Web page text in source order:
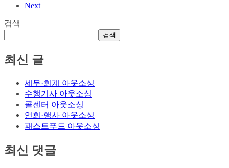
Next
검색
검색
최신 글
세무·회계 아웃소싱
수행기사 아웃소싱
콜센터 아웃소싱
연회·행사 아웃소싱
패스트푸드 아웃소싱
최신 댓글